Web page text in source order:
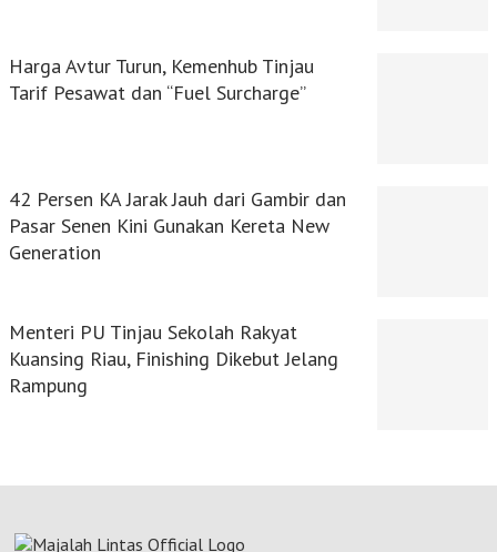
Harga Avtur Turun, Kemenhub Tinjau
Tarif Pesawat dan “Fuel Surcharge”
42 Persen KA Jarak Jauh dari Gambir dan
Pasar Senen Kini Gunakan Kereta New
Generation
Menteri PU Tinjau Sekolah Rakyat
Kuansing Riau, Finishing Dikebut Jelang
Rampung